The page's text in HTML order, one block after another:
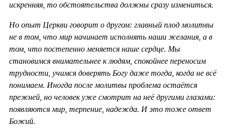
искренняя, то обстоятельства должны сразу измениться.
Но опыт Церкви говорит о другом: главный плод молитвы
не в том, что мир начинает исполнять наши желания, а в
том, что постепенно меняется наше сердце. Мы
становимся внимательнее к людям, спокойнее переносим
трудности, учимся доверять Богу даже тогда, когда не всё
понимаем. Иногда после молитвы проблема остаётся
прежней, но человек уже смотрит на неё другими глазами:
появляются мир, терпение, надежда. И это тоже ответ
Божий.